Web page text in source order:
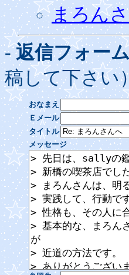
まろん
- 返信フォー
稿して下さい
おなまえ
Ｅメール
タイトル
メッセージ